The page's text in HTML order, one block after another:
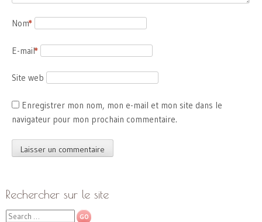
Nom
*
E-mail
*
Site web
Enregistrer mon nom, mon e-mail et mon site dans le
navigateur pour mon prochain commentaire.
Rechercher sur le site
Search